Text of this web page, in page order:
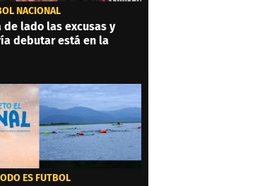
NACIONAL
de lado las excusas y
debutar está en la
ES FÚTBOL